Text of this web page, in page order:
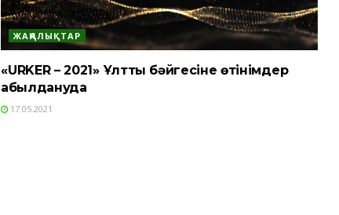
ЖАҢАЛЫҚТАР
«URKER – 2021» Ұлттық бәйгесіне өтінімдер
қабылдануда
17.05.2021